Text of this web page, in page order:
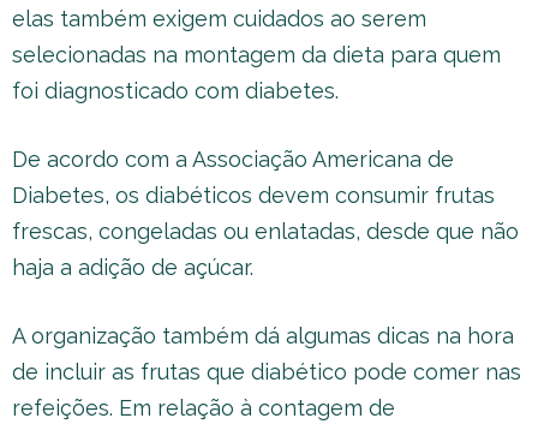
elas também exigem cuidados ao serem
selecionadas na montagem da dieta para quem
foi diagnosticado com diabetes.
De acordo com a Associação Americana de
Diabetes, os diabéticos devem consumir frutas
frescas, congeladas ou enlatadas, desde que não
haja a adição de açúcar.
A organização também dá algumas dicas na hora
de incluir as frutas que diabético pode comer nas
refeições. Em relação à contagem de